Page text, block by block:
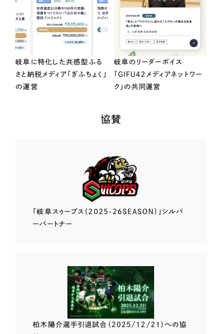
岐阜に特化した共感型ふる
さと納税メディア「ぎふちょく」
の運営
岐阜のリーダーボイス
「GIFU42メディアネットワー
ク」の共同運営
協賛
「岐阜スゥープス （2025-26SEASON）」 シルバ
ーパートナー
柏木陽介選手引退試合（2025/12/21）への協